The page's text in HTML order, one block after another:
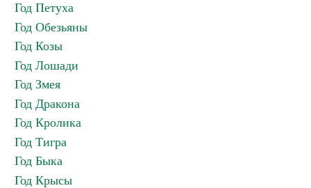
Год Петуха
Год Обезьяны
Год Козы
Год Лошади
Год Змея
Год Дракона
Год Кролика
Год Тигра
Год Быка
Год Крысы